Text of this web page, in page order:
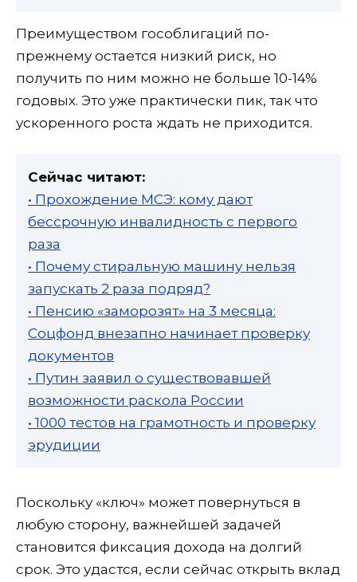
Преимуществом гособлигаций по-
прежнему остается низкий риск, но
получить по ним можно не больше 10-14%
годовых. Это уже практически пик, так что
ускоренного роста ждать не приходится.
Сейчас читают:
• Прохождение МСЭ: кому дают
бессрочную инвалидность с первого
раза
• Почему стиральную машину нельзя
запускать 2 раза подряд?
• Пенсию «заморозят» на 3 месяца:
Соцфонд внезапно начинает проверку
документов
• Путин заявил о существовавшей
возможности раскола России
• 1000 тестов на грамотность и проверку
эрудиции
Поскольку «ключ» может повернуться в
любую сторону, важнейшей задачей
становится фиксация дохода на долгий
срок. Это удастся, если сейчас открыть вклад